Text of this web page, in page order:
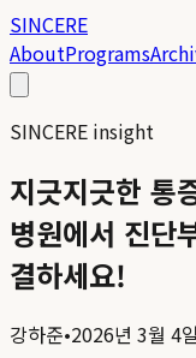
SINCERE
AboutPrograms
SINCERE insight
지긋지긋한 통
병원에서 진단
결하세요!
강하준•2026년 3월 4일